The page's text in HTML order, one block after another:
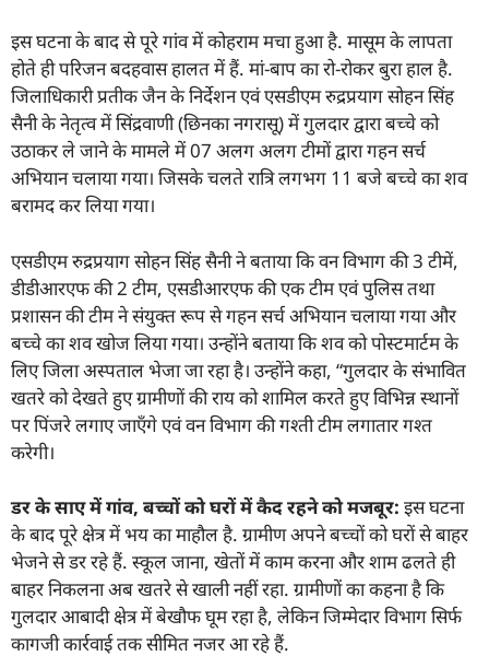
इस घटना के बाद से पूरे गांव में कोहराम मचा हुआ है. मासूम के लापता
होते ही परिजन बदहवास हालत में हैं. मां-बाप का रो-रोकर बुरा हाल है.
जिलाधिकारी प्रतीक जैन के निर्देशन एवं एसडीएम रुद्रप्रयाग सोहन सिंह
सैनी के नेतृत्व में सिंद्रवाणी (छिनका नगरासू) में गुलदार द्वारा बच्चे को
उठाकर ले जाने के मामले में 07 अलग अलग टीमों द्वारा गहन सर्च
अभियान चलाया गया। जिसके चलते रात्रि लगभग 11 बजे बच्चे का शव
बरामद कर लिया गया।
एसडीएम रुद्रप्रयाग सोहन सिंह सैनी ने बताया कि वन विभाग की 3 टीमें,
डीडीआरएफ की 2 टीम, एसडीआरएफ की एक टीम एवं पुलिस तथा
प्रशासन की टीम ने संयुक्त रूप से गहन सर्च अभियान चलाया गया और
बच्चे का शव खोज लिया गया। उन्होंने बताया कि शव को पोस्टमार्टम के
लिए जिला अस्पताल भेजा जा रहा है। उन्होंने कहा, “गुलदार के संभावित
खतरे को देखते हुए ग्रामीणों की राय को शामिल करते हुए विभिन्न स्थानों
पर पिंजरे लगाए जाएँगे एवं वन विभाग की गश्ती टीम लगातार गश्त
करेगी।
डर के साए में गांव, बच्चों को घरों में कैद रहने को मजबूर: इस घटना
के बाद पूरे क्षेत्र में भय का माहौल है. ग्रामीण अपने बच्चों को घरों से बाहर
भेजने से डर रहे हैं. स्कूल जाना, खेतों में काम करना और शाम ढलते ही
बाहर निकलना अब खतरे से खाली नहीं रहा. ग्रामीणों का कहना है कि
गुलदार आबादी क्षेत्र में बेखौफ घूम रहा है, लेकिन जिम्मेदार विभाग सिर्फ
कागजी कार्रवाई तक सीमित नजर आ रहे हैं.